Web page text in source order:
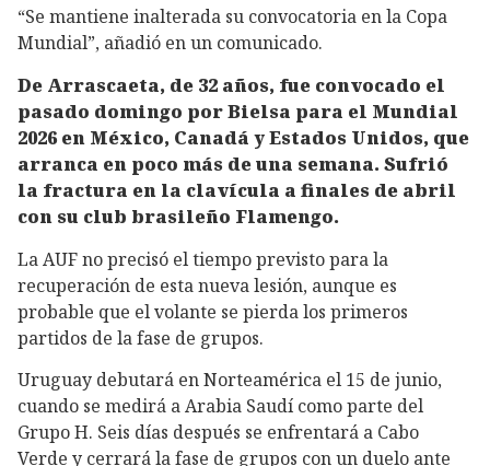
“Se mantiene inalterada su convocatoria en la Copa
Mundial”, añadió en un comunicado.
De Arrascaeta, de 32 años, fue convocado el
pasado domingo por Bielsa para el Mundial
2026 en México, Canadá y Estados Unidos, que
arranca en poco más de una semana. Sufrió
la fractura en la clavícula a finales de abril
con su club brasileño Flamengo.
La AUF no precisó el tiempo previsto para la
recuperación de esta nueva lesión, aunque es
probable que el volante se pierda los primeros
partidos de la fase de grupos.
Uruguay debutará en Norteamérica el 15 de junio,
cuando se medirá a Arabia Saudí como parte del
Grupo H. Seis días después se enfrentará a Cabo
Verde y cerrará la fase de grupos con un duelo ante